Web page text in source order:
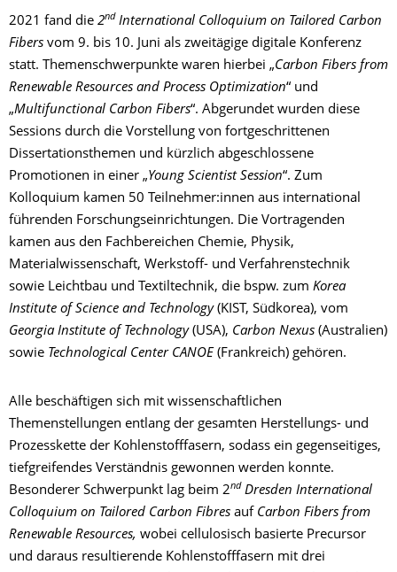
2021 fand die 2nd International Colloquium on Tailored Carbon
Fibers vom 9. bis 10. Juni als zweitägige digitale Konferenz
statt. Themenschwerpunkte waren hierbei „Carbon Fibers from
Renewable Resources and Process Optimization“ und
„Multifunctional Carbon Fibers“. Abgerundet wurden diese
Sessions durch die Vorstellung von fortgeschrittenen
Dissertationsthemen und kürzlich abgeschlossene
Promotionen in einer „ Young Scientist Session“. Zum
Kolloquium kamen 50 Teilnehmer:innen aus international
führenden Forschungseinrichtungen. Die Vortragenden
kamen aus den Fachbereichen Chemie, Physik,
Materialwissenschaft, Werkstoff- und Verfahrenstechnik
sowie Leichtbau und Textiltechnik, die bspw. zum Korea
Institute of Science and Technology (KIST, Südkorea), vom
Georgia Institute of Technology(USA), Carbon Nexus (Australien)
sowie Technological Center CANOE (Frankreich) gehören.
Alle beschäftigen sich mit wissenschaftlichen
Themenstellungen entlang der gesamten Herstellungs- und
Prozesskette der Kohlenstofffasern, sodass ein gegenseitiges,
tiefgreifendes Verständnis gewonnen werden konnte.
Besonderer Schwerpunkt lag beim 2nd Dresden International
Colloquium on Tailored Carbon Fibres auf Carbon Fibers from
Renewable Resources, wobei cellulosisch basierte Precursor
und daraus resultierende Kohlenstofffasern mit drei